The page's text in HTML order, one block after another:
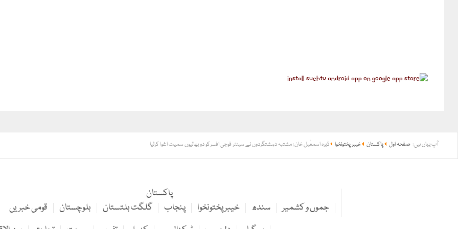
آپ یہاں ہیں: صفحہ اول پاکستان خیبر پختونخوا ڈیرہ اسمعٰیل خان: مشتبہ دہشتگردوں نے سینئر فوجی افسرکو دو بھائیوں سمیت اغوا کرلیا
پاکستان
قومی خبریں
بلوچستان گلگت بلتستان پنجاب خیبر پختونخوا سندھ
جموں و کشمیر